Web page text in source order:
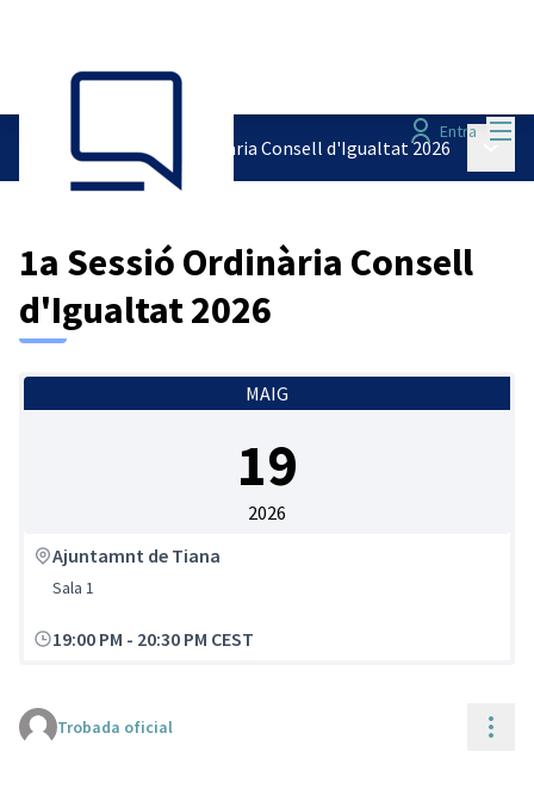
Entra
Sessions/1a Sessió Ordinària Consell d'Igualtat 2026
1a Sessió Ordinària Consell
d'Igualtat 2026
MAIG
19
2026
Ajuntamnt de Tiana
Sala 1
19:00 PM - 20:30 PM CEST
Trobada oficial